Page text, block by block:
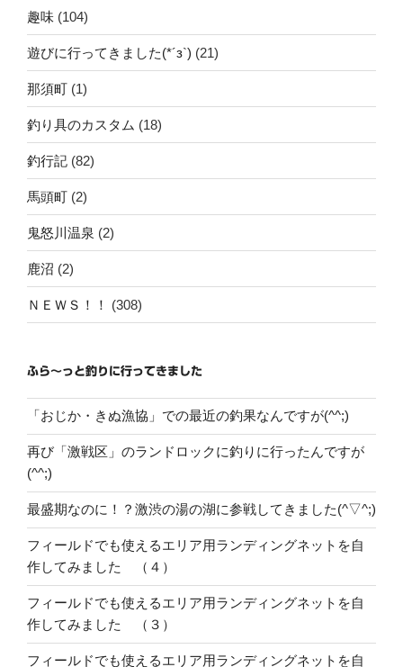
趣味 (104)
遊びに行ってきました(*´з`) (21)
那須町 (1)
釣り具のカスタム (18)
釣行記 (82)
馬頭町 (2)
鬼怒川温泉 (2)
鹿沼 (2)
ＮＥＷＳ！！ (308)
ふら～っと釣りに行ってきました
「おじか・きぬ漁協」での最近の釣果なんですが(^^;)
再び「激戦区」のランドロックに釣りに行ったんですが
(^^;)
最盛期なのに！？激渋の湯の湖に参戦してきました(^▽^;)
フィールドでも使えるエリア用ランディングネットを自
作してみました （４）
フィールドでも使えるエリア用ランディングネットを自
作してみました （３）
フィールドでも使えるエリア用ランディングネットを自